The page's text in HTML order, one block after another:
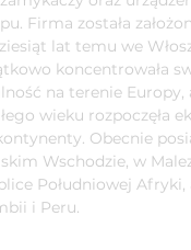
Firma została
lat temu we
koncentrowała
na terenie
wieku rozpoczęła
Obecnie
Wschodzie, w
Południowej Afryki,
i Peru.